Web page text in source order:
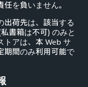
任を負いません。
出荷先は、該当する
書箱は不可) のみと
トアは、本 Web サ
期間のみ利用可能で